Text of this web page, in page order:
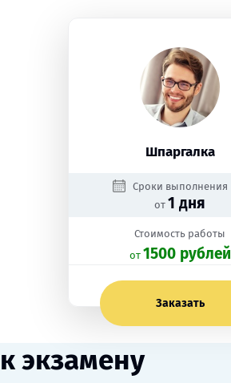
Шпаргалка
Сроки выполнения
от 1 дня
Стоимость работы
oт 1500 рублей
Заказать
экзамену